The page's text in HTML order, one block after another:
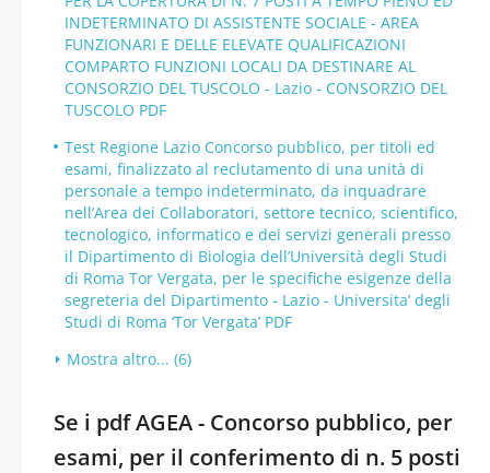
INDETERMINATO DI ASSISTENTE SOCIALE - AREA
FUNZIONARI E DELLE ELEVATE QUALIFICAZIONI
COMPARTO FUNZIONI LOCALI DA DESTINARE AL
CONSORZIO DEL TUSCOLO - Lazio - CONSORZIO DEL
TUSCOLO PDF
Test Regione Lazio Concorso pubblico, per titoli ed
esami, finalizzato al reclutamento di una unità di
personale a tempo indeterminato, da inquadrare
nell’Area dei Collaboratori, settore tecnico, scientifico,
tecnologico, informatico e dei servizi generali presso
il Dipartimento di Biologia dell’Università degli Studi
di Roma Tor Vergata, per le specifiche esigenze della
segreteria del Dipartimento - Lazio - Universita’ degli
Studi di Roma ‘Tor Vergata’ PDF
Mostra altro... (6)
Se i pdf AGEA - Concorso pubblico, per
esami, per il conferimento di n. 5 posti